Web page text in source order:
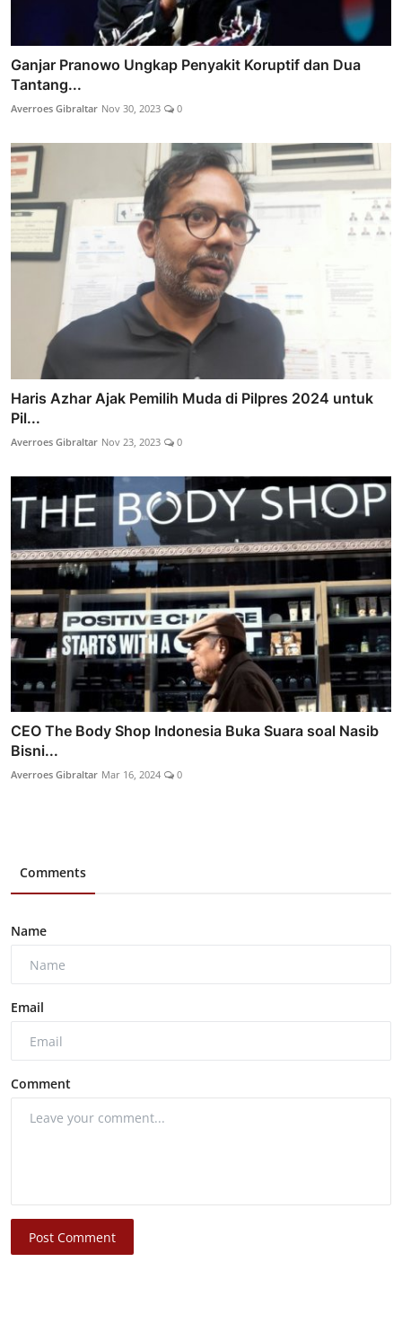
Ganjar Pranowo Ungkap Penyakit Koruptif dan Dua
Tantang...
Averroes Gibraltar Nov 30, 2023 0
Haris Azhar Ajak Pemilih Muda di Pilpres 2024 untuk
Pil...
Averroes Gibraltar Nov 23, 2023 0
CEO The Body Shop Indonesia Buka Suara soal Nasib
Bisni...
Averroes Gibraltar Mar 16, 2024 0
Comments
Name
Email
Comment
Post Comment